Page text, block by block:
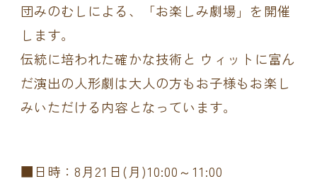
団みのむしによる、「お楽しみ劇場」を開催
します。
伝統に培われた確かな技術と ウィットに富ん
だ演出の人形劇は大人の方もお子様もお楽し
みいただける内容となっています。
■日時：8月21日(月)10:00～11:00